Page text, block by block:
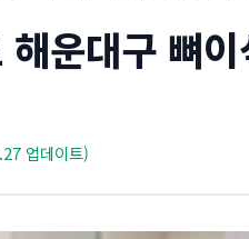
해운대구 뼈
업데이트)